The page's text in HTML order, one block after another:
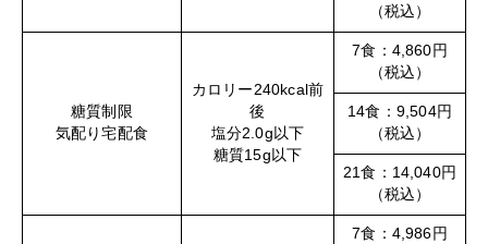
（税込）
糖質制限
気配り宅配食
カロリー240kcal前
後
塩分2.0g以下
糖質15g以下
7食：4,860円
（税込）
14食：9,504円
（税込）
21食：14,040円
（税込）
7食：4,986円